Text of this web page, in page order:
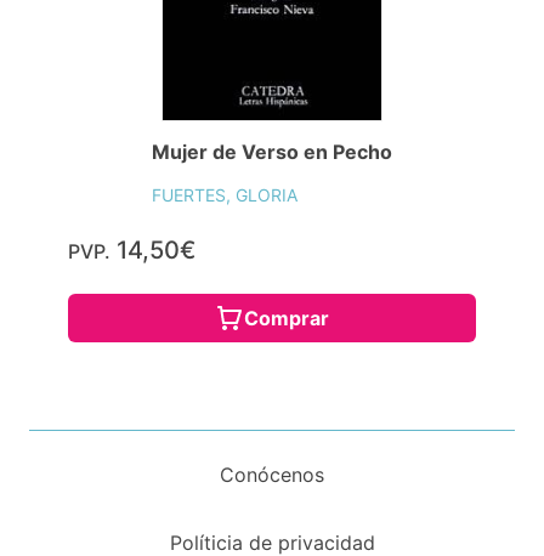
Mujer de Verso en Pecho
FUERTES, GLORIA
PVP. 14,50€
Comprar
Conócenos
Políticia de privacidad